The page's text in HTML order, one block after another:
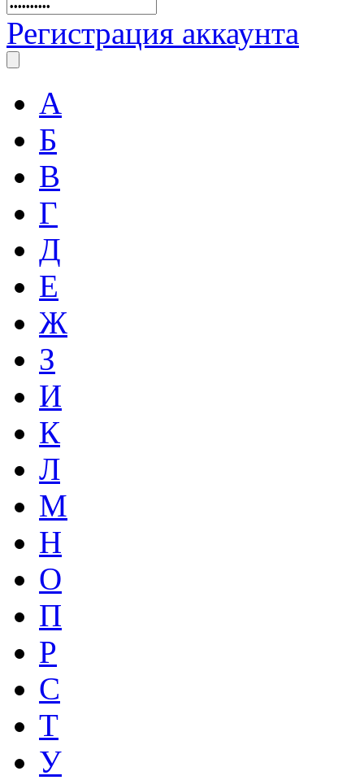
Регистрация аккаунта
А
Б
В
Г
Д
Е
Ж
З
И
К
Л
М
Н
О
П
Р
С
Т
У